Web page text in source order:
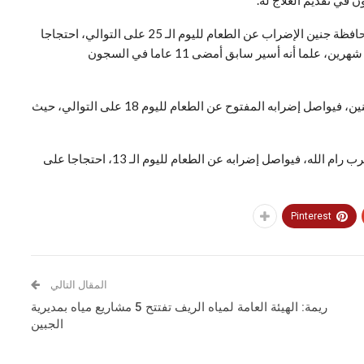
كما يواصل الأسير طارق قعدان (46 عاما) من بلدة عرابة بمحافظة جنين الإضراب عن الطعام لليوم الـ 25 على التوالي، احتجاجا
على تحويله للاعتقال الإداري بعد انقضاء حكم بالسجن لمدة شهرين، علما أنه أسير سابق أمضى 11 عاما في السجون
أما الأسير ناصر الجدع (30 عاما) من بلدة برقين بمحافظة جنين، فيواصل إضرابه المفتوح عن الطعام لليوم 18 على التوالي، حيث
وبخصوص الأسير ثائر حمدان (21 عاما) من بلدة بيت سيرا غرب رام الله، فيواصل إضرابه عن الطعام لليوم الـ 13، احتجاجا على
Pinterest
المقال التالي
ريمة: الهيئة العامة لمياه الريف تفتتح 5 مشاريع مياه بمديرية
الجبين